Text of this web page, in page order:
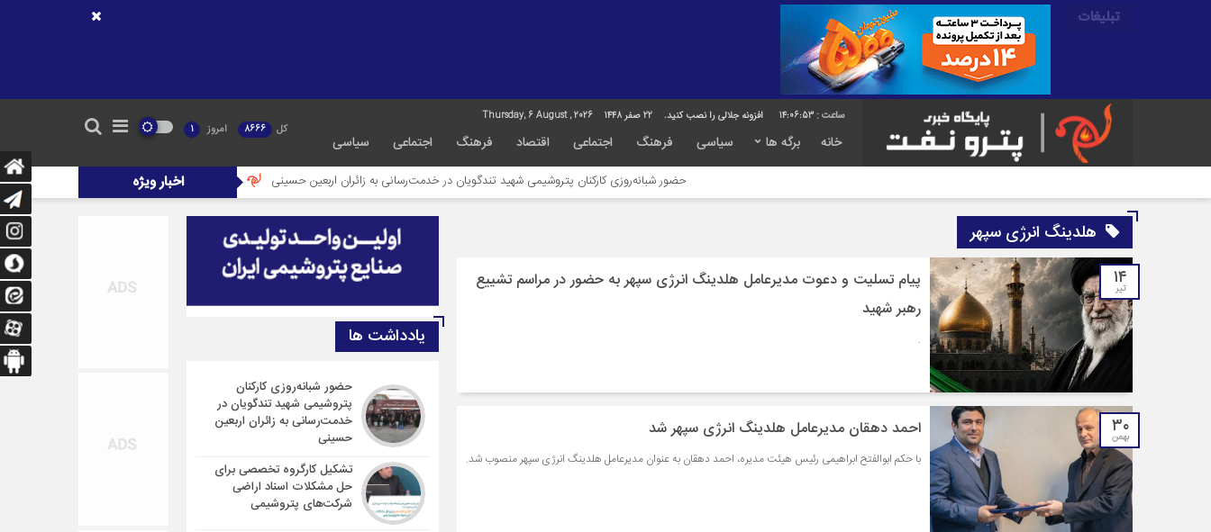
تبلیغات
14:06:54 افزونه جلالی را نصب کنید. 22 صفر 1448
خانه برگه ها سیاسی فرهنگ اجتماعی اقتصاد فرهنگ اجتماعی سیاسی
کل 8666 امروز 1
اخبار ویژه حضور شبانه‌روزی کارکنان پتروشیمی شهید تندگویان در خدمت‌رسانی به زائران اربعین حسینی تشکیل کارگروه تخصصی برای حل مشکلات اسناد اراضی شرکت‌های
هلدینگ انرژی سپهر
۱۴
تیر
پیام تسلیت و دعوت مدیرعامل هلدینگ انرژی سپهر به حضور در مراسم تشییع
رهبر شهید
.
۳۰
بهمن احمد دهقان مدیرعامل هلدینگ انرژی سپهر شد
با حکم ابوالفتح ابراهیمی رئیس هیئت مدیره، احمد دهقان به عنوان مدیرعامل هلدینگ انرژی سپهر منصوب شد.
یادداشت ها
حضور شبانه‌روزی کارکنان
پتروشیمی شهید تندگویان در
خدمت‌رسانی به زائران اربعین
حسینی
تشکیل کارگروه تخصصی برای
حل مشکلات اسناد اراضی
شرکت‌های پتروشیمی